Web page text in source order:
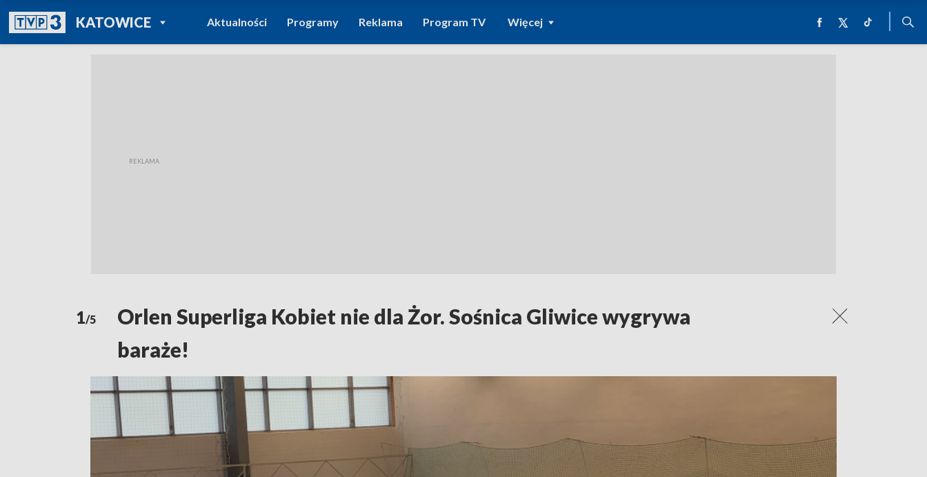
KATOWICEPOWRÓT DO
TVP REGIONY
Aktualności Programy Reklama Program TV Więcej
1/5
Orlen Superliga Kobiet nie dla Żor. Sośnica Gliwice wygrywa
baraże!